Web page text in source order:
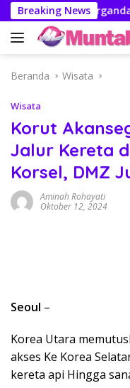
Langsung
ke
konten
Breaking News
Efek Berganda
Beranda Wisata
Wisata
Korut
Jalur Kereta
Korsel, DMZ
Aminah Rohayati
Oktober 12, 2024
Seoul –
Korea Utara
akses Ke Korea
kereta api Hingga